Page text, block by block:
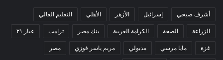
أشرف صبحي إسرائيل الأزهر الأهلي التعليم العالي
الزراعة الصحة الكرامة العربية بنك مصر ترامب عيار ٢١
غزة مايا مرسي مدبولي مريم ياسر فوزي مصر